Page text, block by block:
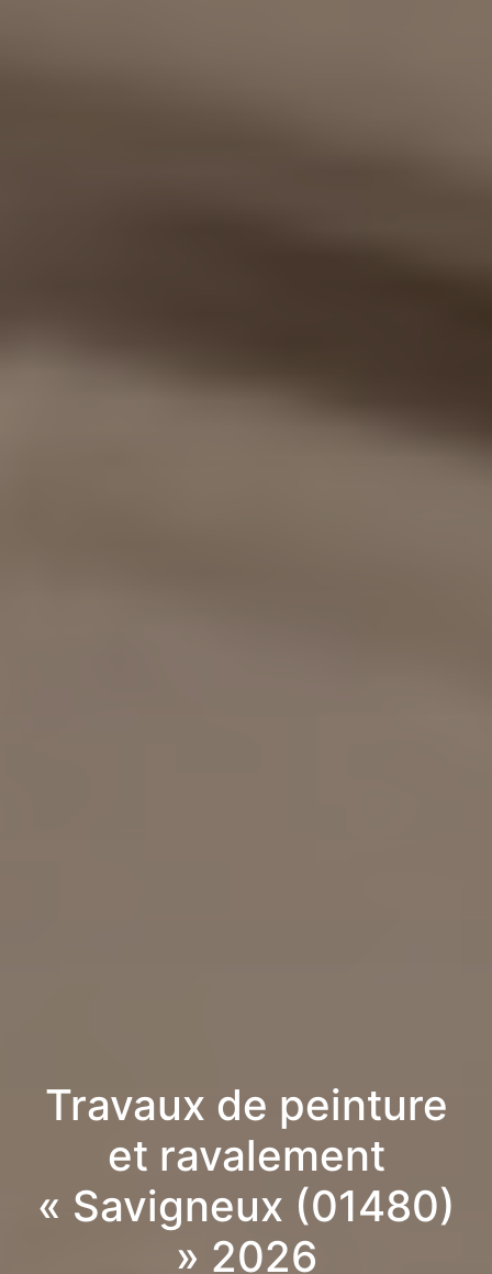
Travaux de peinture
et ravalement
« Savigneux (01480)
» 2026